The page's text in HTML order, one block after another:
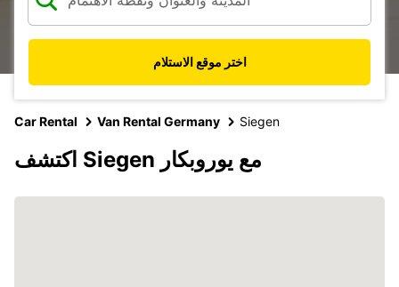
اختر موقع الاستلام
Car Rental Van Rental Germany Siegen
اكتشف Siegen مع يوروبكار